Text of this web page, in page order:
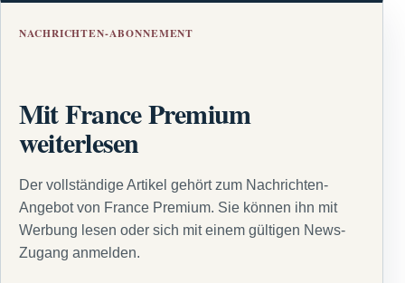
NACHRICHTEN-ABONNEMENT
Mit France Premium
weiterlesen
Der vollständige Artikel gehört zum Nachrichten-
Angebot von France Premium. Sie können ihn mit
Werbung lesen oder sich mit einem gültigen News-
Zugang anmelden.